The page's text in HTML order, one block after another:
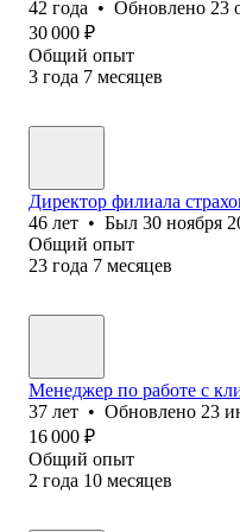
42 года • Обновлено 23
30 000 ₽
Общий опыт
3 года 7 месяцев
Директор филиала
46 лет • Был 30 ноября
Общий опыт
23 года 7 месяцев
Менеджер по работе с
37 лет • Обновлено 23
16 000 ₽
Общий опыт
2 года 10 месяцев